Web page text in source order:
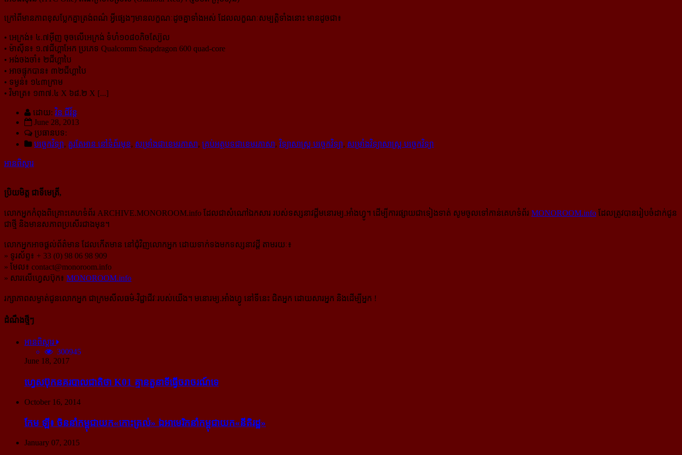
ក្រៅពីមានភាពខុសប្លែកគ្នាត្រង់ពណ៌ អ្វីផ្សេងៗមានលក្ខណៈដូចគ្នាទាំងអស់ ដែលលក្ខណៈសម្បត្តិទាំងនោះ មាន​ដូច​ជា៖
• អេក្រង់៖ ៤.៧អ៊ីញ ចុចលើអេក្រង់ ទំហំ១០៨០ភិចស្យ៊ែល
• ម៉ាស៊ីន៖ ១.៧ជីហ្គាអែក ប្រភេទ Qualcomm Snapdragon 600 quad-core
• អង់ចងចាំ៖ ២ជីហ្គាបៃ
• អាចផ្ទុកបាន៖ ៣២ជីហ្គាបៃ
• ទម្ងន់៖ ១៤៣ក្រាម
• វិមាត្រ៖ ១៣៧.៤ X ៦៨.២ X [...]
ដោយ: វិន ជីវ័ន្ត
June 28, 2013
ប្រធានបទ:
បច្ចេកវិទ្យា, គួរតែអាន នៅទំព័រមុខ, សម្រាំងជាខេមរភាសា, គ្រប់អត្ថបទជាខេមរភាសា, វិទ្យាសាស្ត្រ បច្ចេកវិទ្យា, សម្រាំងវិទ្យាសាស្ត្រ បច្ចេកវិទ្យា
អានពិស្ដារ
ប្រិយមិត្ត ជាទីមេត្រី,
លោកអ្នកកំពុងពិគ្រោះគេហទំព័រ ARCHIVE.MONOROOM.info ដែលជាសំណៅឯកសារ របស់ទស្សនាវដ្ដីមនោរម្យ.អាំងហ្វូ។ ដើម្បីការផ្សាយជាទៀងទាត់ សូមចូលទៅកាន់​គេហទំព័រ MONOROOM.info ដែលត្រូវបានរៀបចំដាក់ជូន
ជាថ្មី និងមានសភាពប្រសើរជាងមុន។
លោកអ្នកអាចផ្ដល់ព័ត៌មាន ដែលកើតមាន នៅជុំវិញលោកអ្នក ដោយទាក់ទងមកទស្សនាវដ្ដី តាមរយៈ៖
» ទូរស័ព្ទ៖ + 33 (0) 98 06 98 909
» មែល៖ contact@monoroom.info
» សារលើហ្វេសប៊ុក៖ MONOROOM.info
រក្សាភាពសម្ងាត់ជូនលោកអ្នក ជាក្រមសីលធម៌-​វិជ្ជាជីវៈ​របស់យើង។ មនោរម្យ.អាំងហ្វូ នៅទីនេះ ជិតអ្នក ដោយសារអ្នក និងដើម្បីអ្នក !
ដំណឹងថ្មីៗ
អានពិស្ដារ
300945
June 18, 2017
ហ្វេសប៊ុក​នគរបាល​ជាតិ​ថា K01 គ្មាន​តួនាទី​ធ្វើ​ចរាចរណ៍​ទេ
October 16, 2014
កែម ឡី៖ ចិន​នាំ​កម្ពុជា​យក​«កោះ​ត្រល់» ឯ​អាមេរិក​នាំ​កម្ពុជា​យក​«នីតិរដ្ឋ»
January 07, 2015